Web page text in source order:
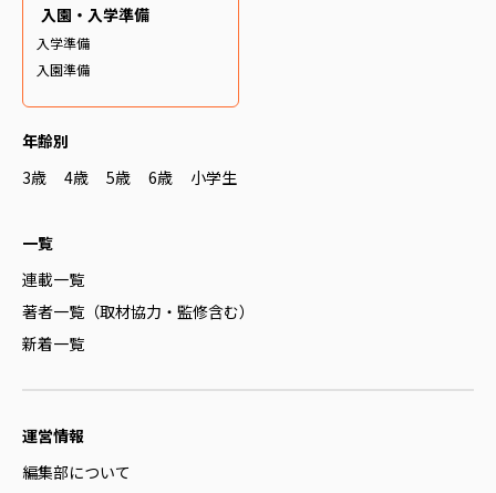
入園・入学準備
入学準備
入園準備
年齢別
3歳
4歳 5歳 6歳 小学生
一覧
連載一覧
著者一覧（取材協力・監修含む）
新着一覧
運営情報
編集部について